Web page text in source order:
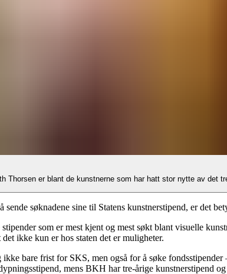
Thorsen er blant de kunstnerne som har hatt stor nytte av det
sende søknadene sine til Statens kunstnerstipend, er det
som er mest kjent og mest søkt blant visuelle
det ikke kun er hos staten det er muligheter.
ikke bare frist for SKS, men også for å søke
mens BKH har tre-årige kunstnerstipend